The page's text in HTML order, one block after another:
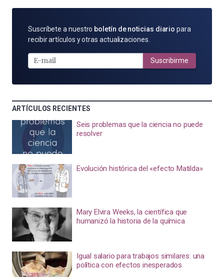
SUSCRÍBETE
POR
MAIL
Suscríbete a nuestro boletín de noticias diario para
recibir artículos y otras actualizaciones.
Suscribirme
ARTÍCULOS RECIENTES
Seis problemas que la ciencia no puede
resolver
Evolución histórica del «efecto Matilda»
Mary Elvira Weeks, la científica que
humanizó la historia de la química
Igual salario para trabajos similares: una
política con efectos inesperados